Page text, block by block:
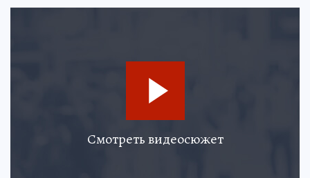
Смотреть видеосюжет